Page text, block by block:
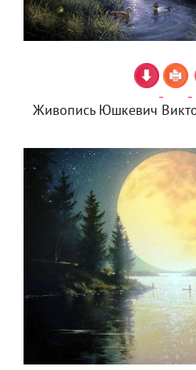
Живопись Юшкевич